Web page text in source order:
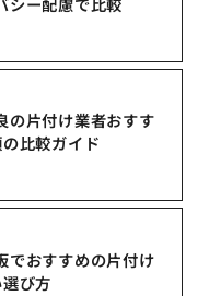
の片付け業者おすす
比較ガイド
でおすすめの片付け
び方